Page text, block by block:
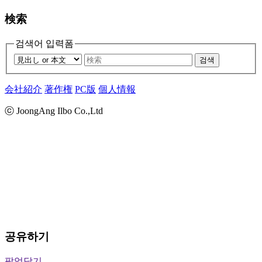
検索
검색어 입력폼
검색
会社紹介 著作権 PC版 個人情報
ⓒ JoongAng Ilbo Co.,Ltd
공유하기